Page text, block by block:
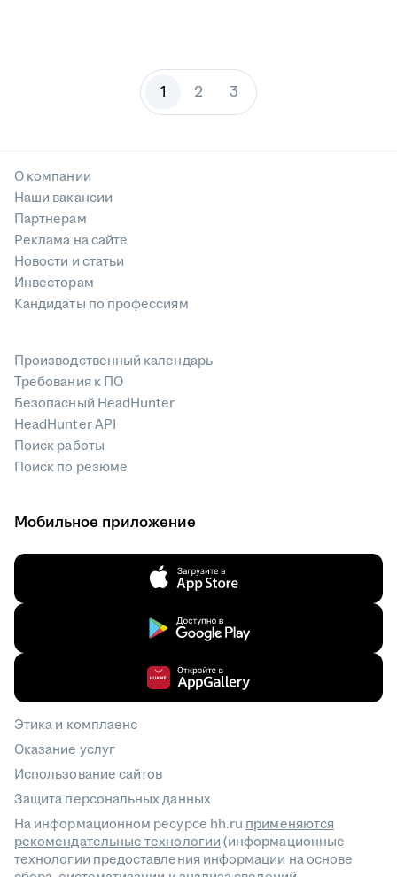
1 2 3
О компании
Наши вакансии
Партнерам
Реклама на сайте
Новости и статьи
Инвесторам
Кандидаты по профессиям
Производственный календарь
Требования к ПО
Безопасный HeadHunter
HeadHunter API
Поиск работы
Поиск по резюме
Мобильное приложение
Этика и комплаенс
Оказание услуг
Использование сайтов
Защита персональных данных
На информационном ресурсе hh.ru применяются
рекомендательные технологии(информационные
технологии предоставления информации на основе